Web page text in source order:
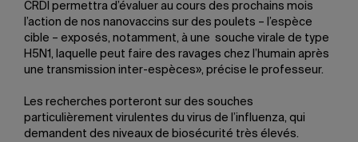
CRDI permettra d’évaluer au cours des prochains mois
l’action de nos nanovaccins sur des poulets – l’espèce
cible – exposés, notamment, à une souche virale de type
H5N1, laquelle peut faire des ravages chez l’humain après
une transmission inter-espèces», précise le professeur.
Les recherches porteront sur des souches
particulièrement virulentes du virus de l’influenza, qui
demandent des niveaux de biosécurité très élevés.